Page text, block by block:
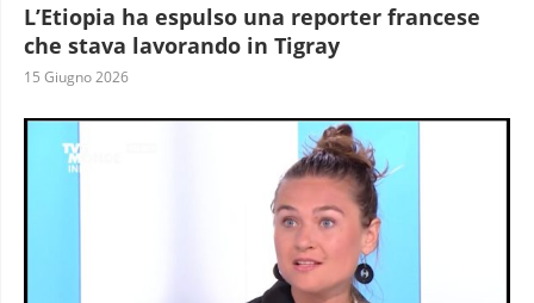
L’Etiopia ha espulso una reporter francese
che stava lavorando in Tigray
15 Giugno 2026